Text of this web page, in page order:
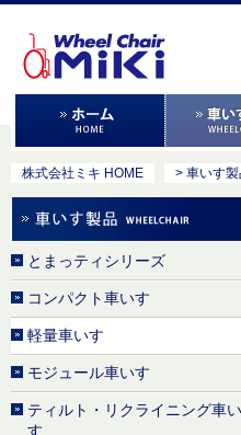
株式会社ミキ HOME > 車いす
とまっティシリーズ
コンパクト車いす
軽量車いす
モジュール車いす
ティルト・リクライニング車い
す